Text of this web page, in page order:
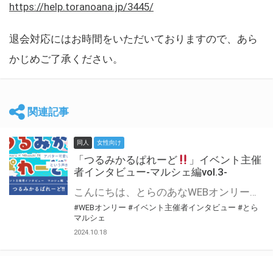
https://help.toranoana.jp/3445/
退会対応にはお時間をいただいておりますので、あら
かじめご了承ください。
関連記事
同人 女性向け
「つるみかるぱれーど
」イベント主催
者インタビュー-マルシェ編vol.3-
こんにちは、とらのあなWEBオンリー運営スタッフです。 新たにお届けする、イベント主催者インタビュー-マルシェ編-は、 とらのあなWEBオンリー「マルシェ」をご利用した主催様に 「マルシェ」を使って開催した感想や心がけをお聞きする企画です。 今回は、WEBオンリー初開催「つるみかるぱれーど
#WEBオンリー #イベント主催者インタビュー #とら
マルシェ
2024.10.18